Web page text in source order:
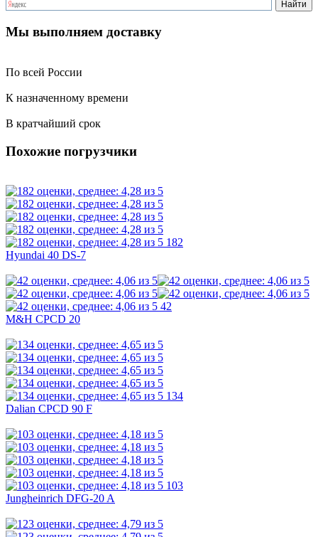
Мы выполняем доставку
По всей России
К назначенному времени
В кратчайший срок
Похожие погрузчики
182
Hyundai 40 DS-7
42
M&H CPCD 20
134
Dalian CPCD 90 F
103
Jungheinrich DFG-20 A